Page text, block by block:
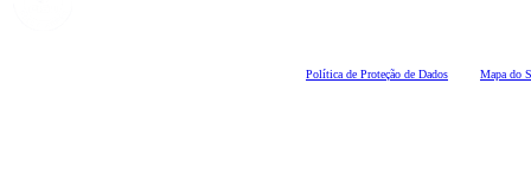
Política de Proteção de Dados Mapa do